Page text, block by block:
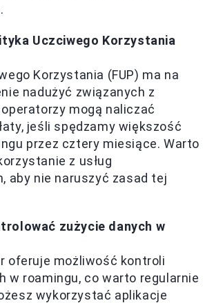
Uczciwego Korzystania
Korzystania (FUP) ma na
nadużyć związanych z
mogą naliczać
jeśli spędzamy większość
przez cztery miesiące. Warto
z usług
aby nie naruszyć zasad tej
zużycie danych w
oferuje możliwość kontroli
w roamingu, co warto regularnie
wykorzystać aplikacje